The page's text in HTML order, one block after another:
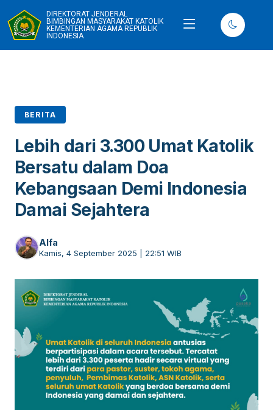
DIREKTORAT JENDERAL
BIMBINGAN MASYARAKAT KATOLIK
KEMENTERIAN AGAMA REPUBLIK
INDONESIA
BERITA
Lebih dari 3.300 Umat Katolik
Bersatu dalam Doa
Kebangsaan Demi Indonesia
Damai Sejahtera
Alfa
Kamis, 4 September 2025 | 22:51 WIB